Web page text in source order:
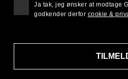
Ja tak, jeg ønsker at modtage
godkender derfor cookie &